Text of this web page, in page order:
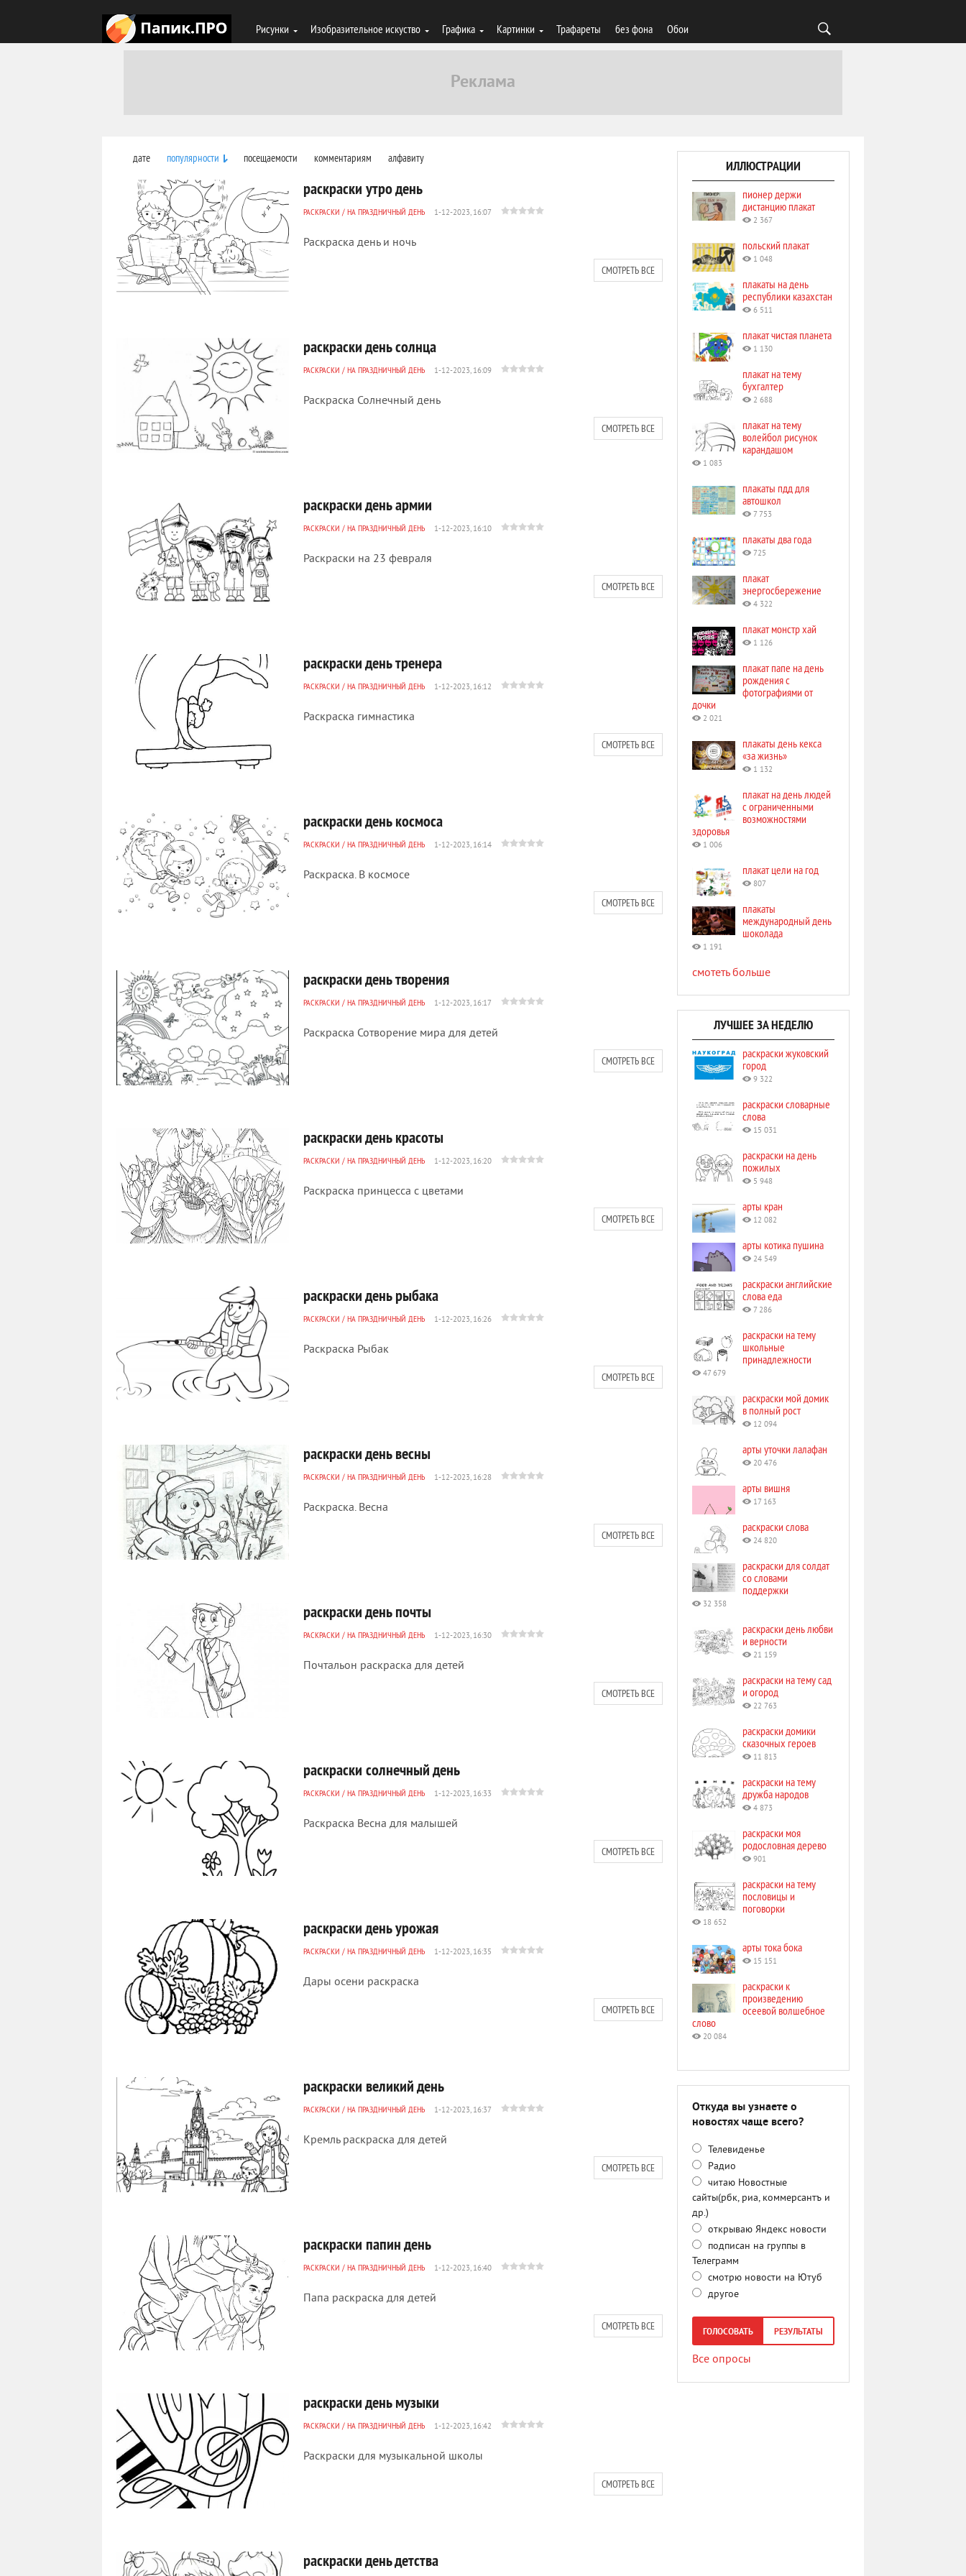
Рисунки Изобразительное искуство Графика Картинки Трафареты без фона Обои
дате популярности посещаемости комментариям алфавиту
раскраски утро день
РАСКРАСКИ / НА ПРАЗДНИЧНЫЙ ДЕНЬ 1-12-2023, 16:07
Раскраска день и ночь
СМОТРЕТЬ ВСЕ
раскраски день солнца
РАСКРАСКИ / НА ПРАЗДНИЧНЫЙ ДЕНЬ 1-12-2023, 16:09
Раскраска Солнечный день
СМОТРЕТЬ ВСЕ
раскраски день армии
РАСКРАСКИ / НА ПРАЗДНИЧНЫЙ ДЕНЬ 1-12-2023, 16:10
Раскраски на 23 февраля
СМОТРЕТЬ ВСЕ
раскраски день тренера
РАСКРАСКИ / НА ПРАЗДНИЧНЫЙ ДЕНЬ 1-12-2023, 16:12
Раскраска гимнастика
СМОТРЕТЬ ВСЕ
раскраски день космоса
РАСКРАСКИ / НА ПРАЗДНИЧНЫЙ ДЕНЬ 1-12-2023, 16:14
Раскраска. В космосе
СМОТРЕТЬ ВСЕ
раскраски день творения
РАСКРАСКИ / НА ПРАЗДНИЧНЫЙ ДЕНЬ 1-12-2023, 16:17
Раскраска Сотворение мира для детей
СМОТРЕТЬ ВСЕ
раскраски день красоты
РАСКРАСКИ / НА ПРАЗДНИЧНЫЙ ДЕНЬ 1-12-2023, 16:20
Раскраска принцесса с цветами
СМОТРЕТЬ ВСЕ
раскраски день рыбака
РАСКРАСКИ / НА ПРАЗДНИЧНЫЙ ДЕНЬ 1-12-2023, 16:26
Раскраска Рыбак
СМОТРЕТЬ ВСЕ
раскраски день весны
РАСКРАСКИ / НА ПРАЗДНИЧНЫЙ ДЕНЬ 1-12-2023, 16:28
Раскраска. Весна
СМОТРЕТЬ ВСЕ
раскраски день почты
РАСКРАСКИ / НА ПРАЗДНИЧНЫЙ ДЕНЬ 1-12-2023, 16:30
Почтальон раскраска для детей
СМОТРЕТЬ ВСЕ
раскраски солнечный день
РАСКРАСКИ / НА ПРАЗДНИЧНЫЙ ДЕНЬ 1-12-2023, 16:33
Раскраска Весна для малышей
СМОТРЕТЬ ВСЕ
раскраски день урожая
РАСКРАСКИ / НА ПРАЗДНИЧНЫЙ ДЕНЬ 1-12-2023, 16:35
Дары осени раскраска
СМОТРЕТЬ ВСЕ
раскраски великий день
РАСКРАСКИ / НА ПРАЗДНИЧНЫЙ ДЕНЬ 1-12-2023, 16:37
Кремль раскраска для детей
СМОТРЕТЬ ВСЕ
раскраски папин день
РАСКРАСКИ / НА ПРАЗДНИЧНЫЙ ДЕНЬ 1-12-2023, 16:40
Папа раскраска для детей
СМОТРЕТЬ ВСЕ
раскраски день музыки
РАСКРАСКИ / НА ПРАЗДНИЧНЫЙ ДЕНЬ 1-12-2023, 16:42
Раскраски для музыкальной школы
СМОТРЕТЬ ВСЕ
раскраски день детства
ИЛЛЮСТРАЦИИ
пионер держи
дистанцию плакат
2 367
польский плакат
1 048
плакаты на день
республики казахстан
6 511
плакат чистая планета
1 130
плакат на тему
бухгалтер
2 688
плакат на тему
волейбол рисунок
карандашом
1 083
плакаты пдд для
автошкол
7 753
плакаты два года
725
плакат
энергосбережение
4 322
плакат монстр хай
1 126
плакат папе на день
рождения с
фотографиями от
дочки
2 021
плакаты день кекса
«за жизнь»
1 132
плакат на день людей
с ограниченными
возможностями
здоровья
1 006
плакат цели на год
807
плакаты
международный день
шоколада
1 191
смотеть больше
ЛУЧШЕЕ ЗА НЕДЕЛЮ
раскраски жуковский
город
9 322
раскраски словарные
слова
15 031
раскраски на день
пожилых
5 948
арты кран
12 082
арты котика пушина
24 549
раскраски английские
слова еда
7 286
раскраски на тему
школьные
принадлежности
47 679
раскраски мой домик
в полный рост
12 094
арты уточки лалафан
20 476
арты вишня
17 163
раскраски слова
24 820
раскраски для солдат
со словами
поддержки
32 358
раскраски день любви
и верности
21 159
раскраски на тему сад
и огород
22 763
раскраски домики
сказочных героев
11 813
раскраски на тему
дружба народов
4 873
раскраски моя
родословная дерево
901
раскраски на тему
пословицы и
поговорки
18 652
арты тока бока
15 151
раскраски к
произведению
осеевой волшебное
слово
20 084
Откуда вы узнаете о
новостях чаще всего?
Телевиденье
Радио
читаю Новостные
сайты(рбк, риа, коммерсантъ и
др.)
открываю Яндекс новости
подписан на группы в
Телеграмм
смотрю новости на Ютуб
другое
ГОЛОСОВАТЬ РЕЗУЛЬТАТЫ
Все опросы